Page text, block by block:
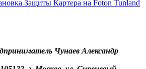
Защиты Картера на Foton Tunland
Чунаев Александр